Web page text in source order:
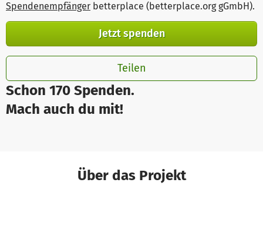
Schon 170 Spenden.
Mach auch du mit!
Spendenempfänger betterplace (betterplace.org gGmbH).
Jetzt spenden
Teilen
Über das Projekt